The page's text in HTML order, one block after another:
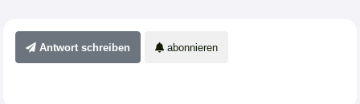
Antwort schreiben abonnieren